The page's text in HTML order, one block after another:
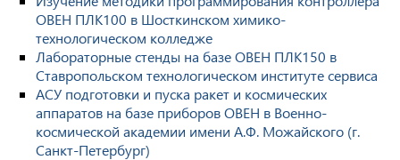
ОВЕН ПЛК100 в Шосткинском химико-
технологическом колледже
Лабораторные стенды на базе ОВЕН ПЛК150 в
Ставропольском технологическом институте сервиса
АСУ подготовки и пуска ракет и космических
аппаратов на базе приборов ОВЕН в Военно-
космической академии имени А.Ф. Можайского (г.
Санкт-Петербург)